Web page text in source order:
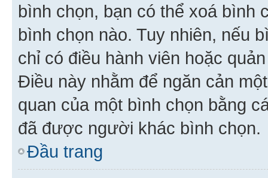
bình chọn, bạn có thể xoá bình
bình chọn nào. Tuy nhiên, nếu
chỉ có điều hành viên hoặc
Điều này nhằm để ngăn cản
quan của một bình chọn bằng
đã được người khác bình chọn.
Đầu trang